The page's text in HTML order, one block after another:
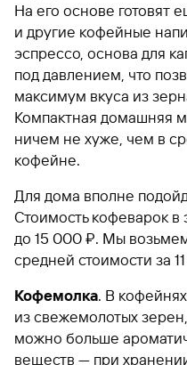
На его основе готовят
и другие кофейные
эспрессо, основа для
под давлением, что
максимум вкуса из
Компактная домашняя
ничем не хуже, чем в
кофейне.
Для дома вполне
Стоимость кофеварок
до 15 000 ₽. Мы
средней стоимости за
Кофемолка. В
из свежемолотых
можно больше
веществ — при